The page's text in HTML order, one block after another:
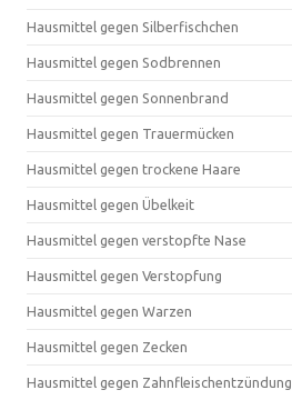
Hausmittel gegen Silberfischchen
Hausmittel gegen Sodbrennen
Hausmittel gegen Sonnenbrand
Hausmittel gegen Trauermücken
Hausmittel gegen trockene Haare
Hausmittel gegen Übelkeit
Hausmittel gegen verstopfte Nase
Hausmittel gegen Verstopfung
Hausmittel gegen Warzen
Hausmittel gegen Zecken
Hausmittel gegen Zahnfleischentzündung